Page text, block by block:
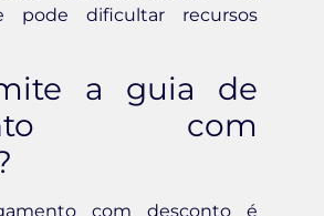
pode dificultar recursos
a guia de
com
com desconto é